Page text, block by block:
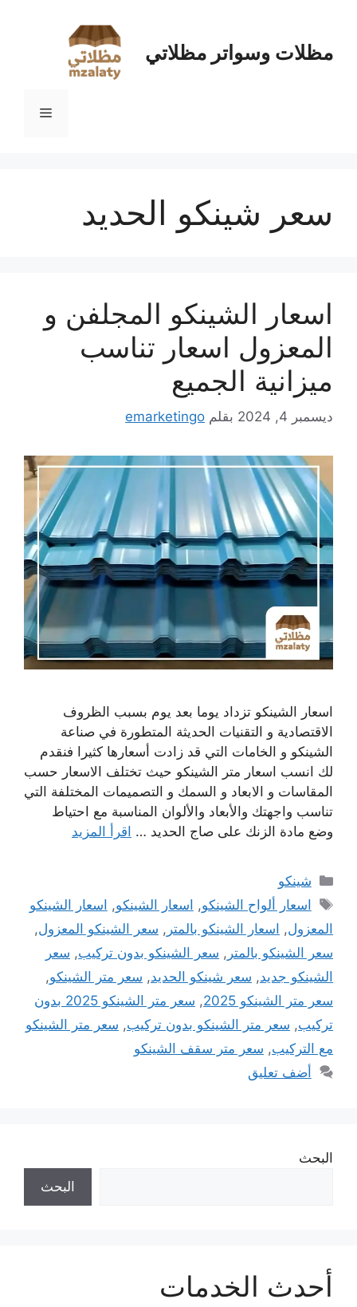
المحتوىمظلات وسواتر مظلاتي
القائمة
سعر شينكو الحديد
اسعار الشينكو المجلفن و
المعزول اسعار تناسب
ميزانية الجميع
ديسمبر 4, 2024 بقلم emarketingo
اسعار الشينكو تزداد يوما بعد يوم بسبب الظروف
الاقتصادية و التقنيات الحديثة المتطورة في صناعة
الشينكو و الخامات التي قد زادت أسعارها كثيرا فنقدم
لك انسب اسعار متر الشينكو حيث تختلف الاسعار حسب
المقاسات و الابعاد و السمك و التصميمات المختلفة التي
تناسب واجهتك والأبعاد والألوان المناسبة مع احتياط
وضع مادة الزنك على صاج الحديد … اقرأ المزيد
التصنيفات
شينكو
الوسوم
اسعار ألواح الشينكو, اسعار الشينكو, اسعار الشينكو
المعزول, اسعار الشينكو بالمتر , سعر الشينكو المعزول,
سعر الشينكو بالمتر , سعر الشينكو بدون تركيب, سعر
الشينكو جديد, سعر شينكو الحديد, سعر متر الشينكو,
سعر متر الشينكو 2025
,
سعر متر الشينكو 2025 بدون
تركيب, سعر متر الشينكو بدون تركيب, سعر متر الشينكو
مع التركيب, سعر متر سقف الشينكو
أضف تعليق
البحث
البحث
أحدث الخدمات